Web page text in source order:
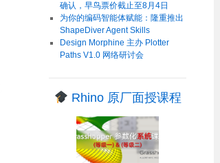
确认，早鸟票价截止至8月4日
为你的编码智能体赋能：隆重推出
ShapeDiver Agent Skills
Design Morphine 主办 Plotter
Paths V1.0 网络研讨会
Rhino 原厂面授课程